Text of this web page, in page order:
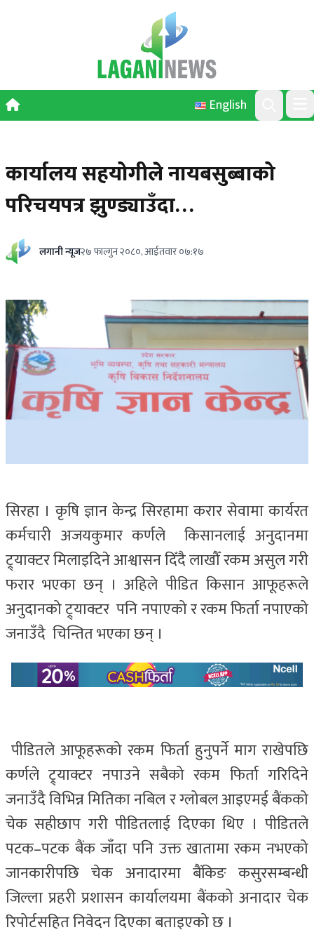
English
Search
कार्यालय सहयोगीले नायबसुब्बाको
परिचयपत्र झुण्ड्याउँदा…
लगानी न्यूज२७ फाल्गुन २०८०, आईतवार ०७:१७
सिरहा । कृषि ज्ञान केन्द्र सिरहामा करार सेवामा कार्यरत
कर्मचारी अजयकुमार कर्णले किसानलाई अनुदानमा
ट्र्याक्टर मिलाइदिने आश्वासन दिँदै लाखौँ रकम असुल गरी
फरार भएका छन् । अहिले पीडित किसान आफूहरूले
अनुदानको ट्र्याक्टर पनि नपाएको र रकम फिर्ता नपाएको
जनाउँदै चिन्तित भएका छन् ।
पीडितले आफूहरूको रकम फिर्ता हुनुपर्ने माग राखेपछि
कर्णले ट्र्याक्टर नपाउने सबैको रकम फिर्ता गरिदिने
जनाउँदै विभिन्न मितिका नबिल र ग्लोबल आइएमई बैंकको
चेक सहीछाप गरी पीडितलाई दिएका थिए । पीडितले
पटक–पटक बैंक जाँदा पनि उक्त खातामा रकम नभएको
जानकारीपछि चेक अनादारमा बैंकिङ कसुरसम्बन्धी
जिल्ला प्रहरी प्रशासन कार्यालयमा बैंकको अनादार चेक
रिपोर्टसहित निवेदन दिएका बताइएको छ ।